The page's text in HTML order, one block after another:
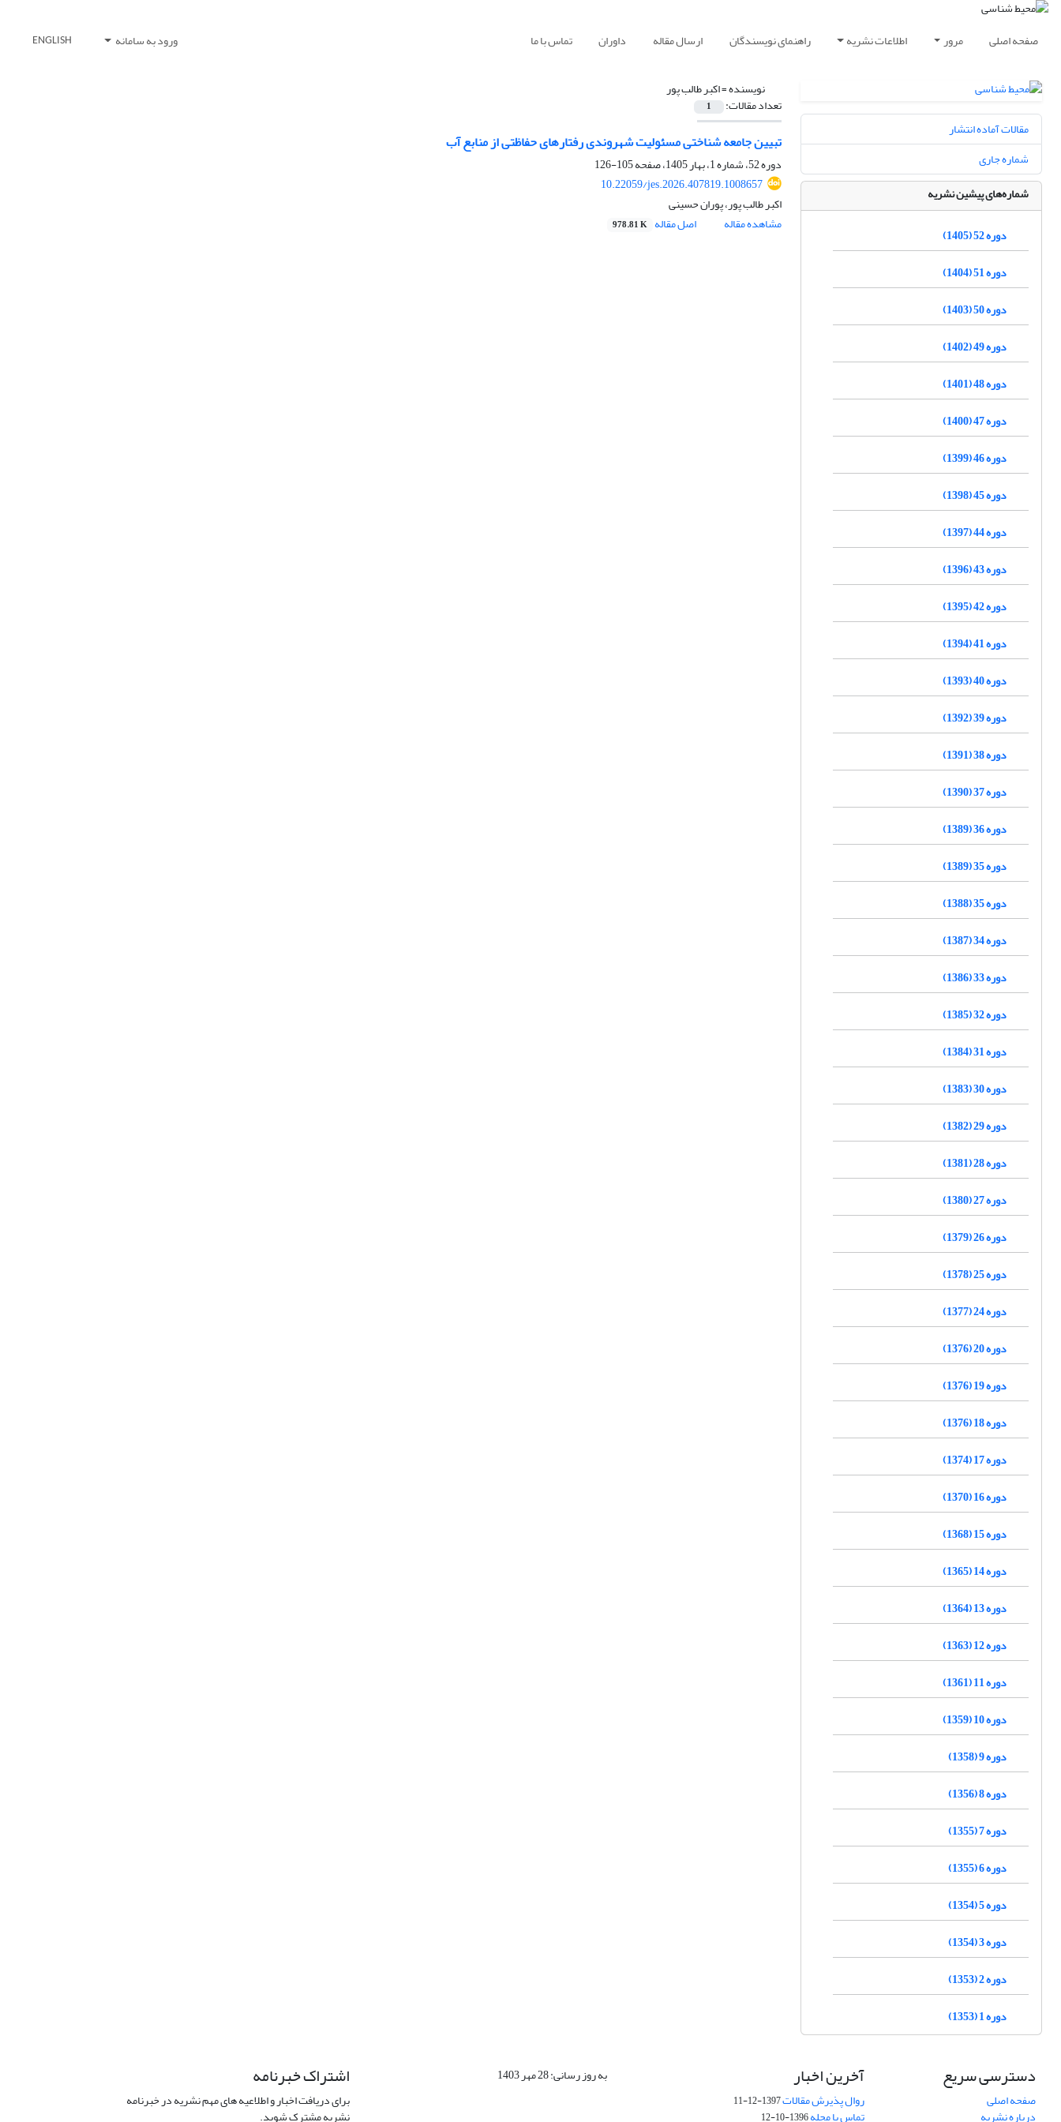
صفحه اصلی مرور اطلاعات نشریه راهنمای نویسندگان ارسال مقاله داوران تماس با ما ورود به سامانه ENGLISH
نویسنده =اکبر طالب پور
تعداد مقالات: 1
تبیین جامعه شناختی مسئولیت شهروندی رفتارهای حفاظتی از منابع آب
دوره 52، شماره 1، بهار 1405، صفحه
105-126
10.22059/jes.2026.407819.1008657
اکبر طالب پور، پوران حسینی
مشاهده مقاله
اصل مقاله 978.81 K
مقالات آماده انتشار
شماره جاری
شماره‌های پیشین نشریه
دوره 52 (1405)
دوره 51 (1404)
دوره 50 (1403)
دوره 49 (1402)
دوره 48 (1401)
دوره 47 (1400)
دوره 46 (1399)
دوره 45 (1398)
دوره 44 (1397)
دوره 43 (1396)
دوره 42 (1395)
دوره 41 (1394)
دوره 40 (1393)
دوره 39 (1392)
دوره 38 (1391)
دوره 37 (1390)
دوره 36 (1389)
دوره 35 (1389)
دوره 35 (1388)
دوره 34 (1387)
دوره 33 (1386)
دوره 32 (1385)
دوره 31 (1384)
دوره 30 (1383)
دوره 29 (1382)
دوره 28 (1381)
دوره 27 (1380)
دوره 26 (1379)
دوره 25 (1378)
دوره 24 (1377)
دوره 20 (1376)
دوره 19 (1376)
دوره 18 (1376)
دوره 17 (1374)
دوره 16 (1370)
دوره 15 (1368)
دوره 14 (1365)
دوره 13 (1364)
دوره 12 (1363)
دوره 11 (1361)
دوره 10 (1359)
دوره 9 (1358)
دوره 8 (1356)
دوره 7 (1355)
دوره 6 (1355)
دوره 5 (1354)
دوره 3 (1354)
دوره 2 (1353)
دوره 1 (1353)
دسترسی سریع
صفحه اصلی
درباره نشریه
آخرین اخبار
روال پذیرش مقالات1397-12-11
تماس با مجله1396-10-12
به روز رسانی: 28 مهر 1403 اشتراک خبرنامه
برای دریافت اخبار و اطلاعیه های مهم نشریه در خبرنامه
نشریه مشترک شوید.